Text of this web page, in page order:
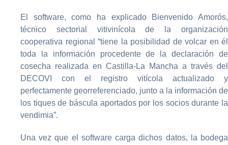
El software, como ha explicado Bienvenido Amorós,
técnico sectorial vitivinícola de la organización
cooperativa regional “tiene la posibilidad de volcar en él
toda la información procedente de la declaración de
cosecha realizada en Castilla-La Mancha a través del
DECOVI con el registro vitícola actualizado y
perfectamente georreferenciado, junto a la información de
los tiques de báscula aportados por los socios durante la
vendimia”.
Una vez que el software carga dichos datos, la bodega